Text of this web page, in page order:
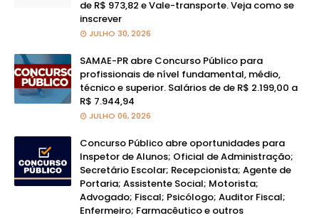
de R$ 973,82 e Vale-transporte. Veja como se
inscrever
JULHO 30, 2026
SAMAE-PR abre Concurso Público para
profissionais de nível fundamental, médio,
técnico e superior. Salários de de R$ 2.199,00 a
R$ 7.944,94
JULHO 06, 2026
Concurso Público abre oportunidades para
Inspetor de Alunos; Oficial de Administração;
Secretário Escolar; Recepcionista; Agente de
Portaria; Assistente Social; Motorista;
Advogado; Fiscal; Psicólogo; Auditor Fiscal;
Enfermeiro; Farmacêutico e outros